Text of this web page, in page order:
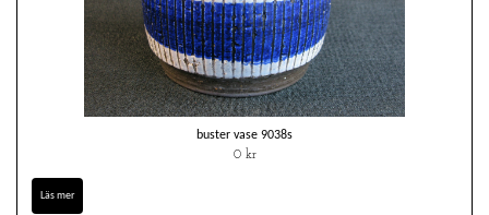
buster vase 9038s
0 kr
Läs mer